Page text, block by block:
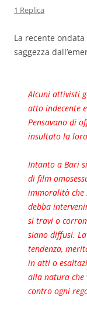
1 Replica
La recente
saggezza
Alcuni attivisti
atto indecente
Pensavano di
insultato la
Intanto a Bari
di film
immoralità che
debba
si travi o
siano diffusi.
tendenza,
in atti o
alla natura che
contro ogni